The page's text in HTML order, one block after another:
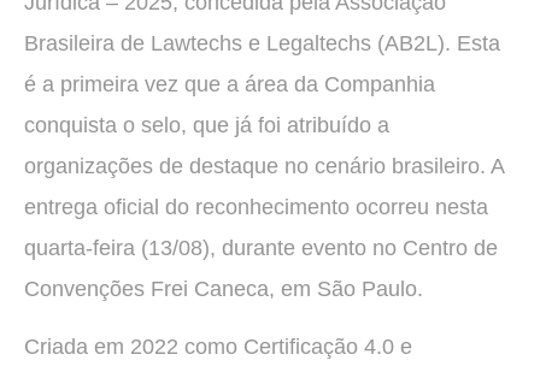
Brasileira de Lawtechs e Legaltechs (AB2L). Esta
é a primeira vez que a área da Companhia
conquista o selo, que já foi atribuído a
organizações de destaque no cenário brasileiro. A
entrega oficial do reconhecimento ocorreu nesta
quarta-feira (13/08), durante evento no Centro de
Convenções Frei Caneca, em São Paulo.
Criada em 2022 como Certificação 4.0 e